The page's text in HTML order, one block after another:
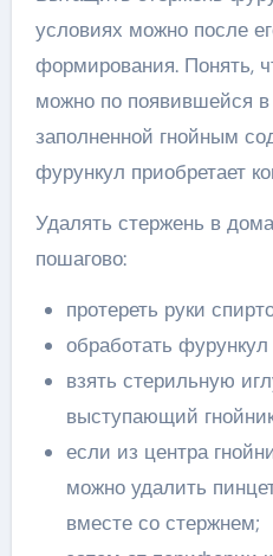
условиях можно после
формирования. Понять,
можно по появившейся в
заполненной гнойным
фурункул приобретает
Удалять стержень в
пошагово:
протереть руки
обработать
взять стерильную
выступающий
если из центра
можно удалить
вместе со стержнем;